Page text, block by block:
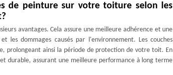
de peinture sur votre toiture selon les
avantages. Cela assure une meilleure adhérence et une
les dommages causés par l'environnement. Les couches
prolongeant ainsi la période de protection de votre toit. En
durable, assurant une meilleure performance à long terme